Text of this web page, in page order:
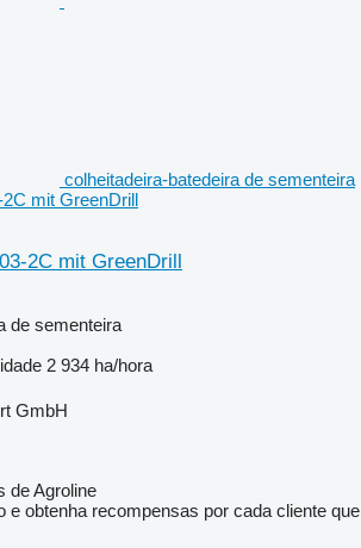
colheitadeira-batedeira de sementeira
mit GreenDrill
2C mit GreenDrill
de sementeira
2 934 ha/hora
GmbH
de Agroline
e obtenha recompensas por cada cliente que